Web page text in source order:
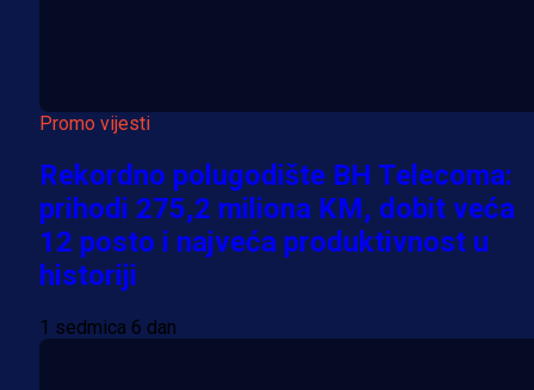
Promo vijesti
Rekordno polugodište BH Telecoma:
prihodi 275,2 miliona KM, dobit veća
12 posto i najveća produktivnost u
historiji
1 sedmica 6 dan